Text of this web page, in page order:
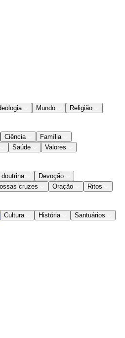
Mundo
Religião
Ciência
Família
Saúde
Valores
Devoção
cruzes Oração
Ritos
Cultura História
Santuários